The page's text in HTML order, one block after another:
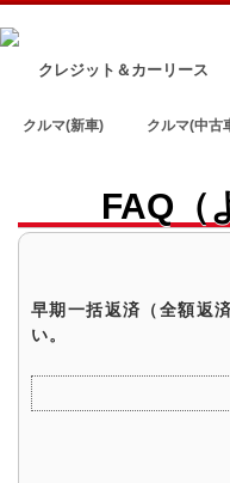
クレジット＆カーリース
クルマ(新車) クルマ(中古
FAQ（
早期一括返済（全額返
い。